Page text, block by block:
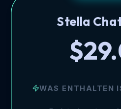
Stella
WAS ENTHALTEN